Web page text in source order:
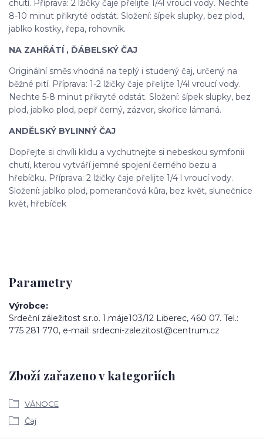
chutí. Příprava: 2 lžičky čaje přelijte 1/4l vroucí vody. Nechte
8-10 minut přikryté odstát. Složení: šípek slupky, bez plod,
jablko kostky, řepa, rohovník.
NA ZAHŘÁTÍ , ĎÁBELSKÝ ČAJ
Originální směs vhodná na teplý i studený čaj, určený na
běžné pití. Příprava: 1-2 lžičky čaje přelijte 1/4l vroucí vody.
Nechte 5-8 minut přikryté odstát. Složení: šípek slupky, bez
plod, jablko plod, pepř černý, zázvor, skořice lámaná.
ANDĚLSKÝ BYLINNÝ ČAJ
Dopřejte si chvíli klidu a vychutnejte si nebeskou symfonii
chutí, kterou vytváří jemné spojení černého bezu a
hřebíčku. Příprava: 2 lžičky čaje přelijte 1/4 l vroucí vody.
Složení: jablko plod, pomerančová kůra, bez květ, slunečnice
květ, hřebíček
Parametry
Výrobce
Srdeční záležitost s.r.o. 1.máje103/12 Liberec, 460 07. Tel.:
775 281 770, e-mail: srdecni-zalezitost@centrum.cz
Zboží zařazeno v kategoriích
VÁNOCE
Čaj